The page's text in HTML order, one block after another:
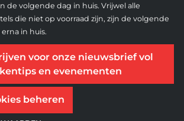
de volgende dag in huis. Vrijwel alle
die niet op voorraad zijn, zijn de volgende
in huis.
voor onze nieuwsbrief vol
en evenementen
beheren